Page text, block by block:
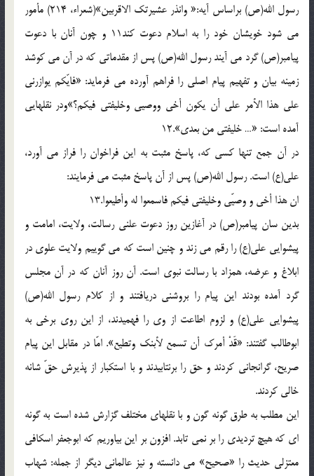
رسول الله(ص) براساس آيه:« وانذر عشيرتك الاقربين»(شعراء، 214) مأمور
مى شود خويشان خود را به اسلام دعوت كند11 و چون آنان با دعوت
پيامبر(ص) گرد مى آيند رسول الله(ص) پس از مقدماتى كه در آن مى كوشد
زمينه بيان و تفهيم پيام اصلى را فراهم آورده مى فرمايد: «فايّكم يوازرنى
على هذا الأمر على أن يكون أخى ووصيى وخليفتى فيكم؟»ودر نقلهايى
آمده است: «… خليفتى من بعدى».12
در آن جمع تنها كسى كه، پاسخ مثبت به اين فراخوان را فراز مى آورد،
على(ع) است. رسول الله(ص) پس از آن پاسخ مثبت مى فرمايند:
ان هذا أخى و وصيّى وخليفتى فيكم فاسمعوا له وأطيعوا.13
بدين سان پيامبر(ص) در آغازين روز دعوت علنى رسالت، ولايت، امامت و
پيشوايى على(ع) را رقم مى زند و چنين است كه مى گوييم ولايت علوى در
ابلاغ و عرضه، همزاد با رسالت نبوى است. آن روز آنان كه در آن مجلس
گرد آمده بودند اين پيام را بروشنى دريافتند و از كلام رسول الله(ص)
پيشوايى على(ع) و لزوم اطاعت از وى را فهميدند، از اين روى برخى به
ابوطالب گفتند: «قَدْ أمرك أن تسمع لأبنك وتطيع». امّا در مقابل اين پيام
صريح، گرانجانى كردند و حق را برنتابيدند و با استكبار از پذيرش حقّ شانه
خالى كردند.
اين مطلب به طرق گونه گون و با نقلهاى مختلف گزارش شده است به گونه
اى كه هيچ ترديدى را بر نمى تابد. افزون بر اين بياوريم كه ابوجعفر اسكافى
معتزلى حديث را «صحيح» مى دانسته و نيز عالمانى ديگر از جمله: شهاب